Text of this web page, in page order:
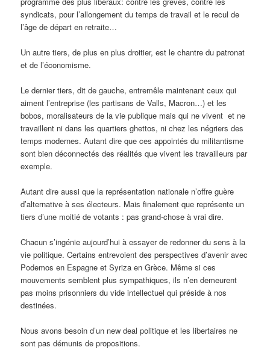
syndicats, pour l’allongement du temps de travail et le recul de
l’âge de départ en retraite…
Un autre tiers, de plus en plus droitier, est le chantre du patronat
et de l’économisme.
Le dernier tiers, dit de gauche, entremêle maintenant ceux qui
aiment l’entreprise (les partisans de Valls, Macron…) et les
bobos, moralisateurs de la vie publique mais qui ne vivent et ne
travaillent ni dans les quartiers ghettos, ni chez les négriers des
temps modernes. Autant dire que ces appointés du militantisme
sont bien déconnectés des réalités que vivent les travailleurs par
exemple.
Autant dire aussi que la représentation nationale n’offre guère
d’alternative à ses électeurs. Mais finalement que représente un
tiers d’une moitié de votants : pas grand-chose à vrai dire.
Chacun s’ingénie aujourd’hui à essayer de redonner du sens à la
vie politique. Certains entrevoient des perspectives d’avenir avec
Podemos en Espagne et Syriza en Grèce. Même si ces
mouvements semblent plus sympathiques, ils n’en demeurent
pas moins prisonniers du vide intellectuel qui préside à nos
destinées.
Nous avons besoin d’un new deal politique et les libertaires ne
sont pas démunis de propositions.